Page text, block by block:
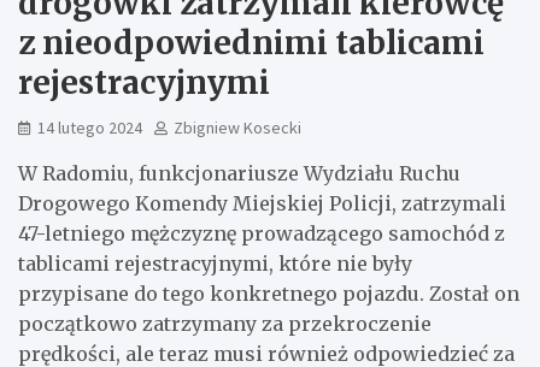
z nieodpowiednimi tablicami
rejestracyjnymi
14 lutego 2024 Zbigniew Kosecki
W Radomiu, funkcjonariusze Wydziału Ruchu
Drogowego Komendy Miejskiej Policji, zatrzymali
47-letniego mężczyznę prowadzącego samochód z
tablicami rejestracyjnymi, które nie były
przypisane do tego konkretnego pojazdu. Został on
początkowo zatrzymany za przekroczenie
prędkości, ale teraz musi również odpowiedzieć za